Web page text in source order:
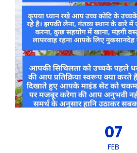
07
FEB